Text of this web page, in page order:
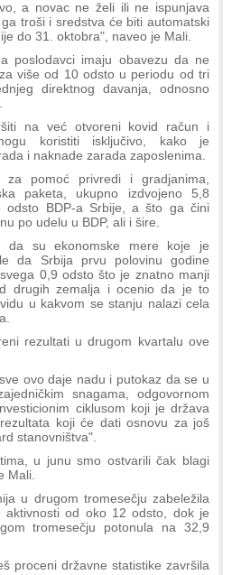
a novac ne želi ili ne ispunjava
troši i sredstva će biti automatski
do 31. oktobra", naveo je Mali.
poslodavci imaju obavezu da ne
više od 10 odsto u periodu od tri
direktnog davanja, odnosno
na već otvoreni kovid račun i
koristiti isključivo, kako je
i naknade zarada zaposlenima.
pomoć privredi i gradjanima,
paketa, ukupno izdvojeno 5,8
odsto BDP-a Srbije, a što ga čini
po udelu u BDP, ali i šire.
su ekonomske mere koje je
da Srbija prvu polovinu godine
0,9 odsto što je znatno manji
drugih zemalja i ocenio da je to
u kakvom se stanju nalazi cela
rezultati u drugom kvartalu ove
ovo daje nadu i putokaz da se u
snagama, odgovornom
ciklusom koji je država
koji će dati osnovu za još
stanovništva".
u junu smo ostvarili čak blagi
Mali.
u drugom tromesečju zabeležila
aktivnosti od oko 12 odsto, dok je
tromesečju potonula na 32,9
proceni državne statistike završila